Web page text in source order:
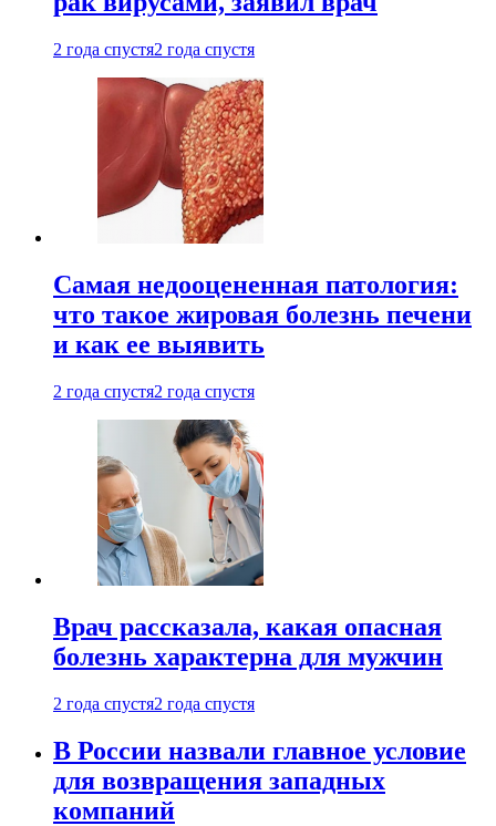
2 года спустя2 года спустя
Самая недооцененная патология:
что такое жировая болезнь печени
и как ее выявить
2 года спустя2 года спустя
Врач рассказала, какая опасная
болезнь характерна для мужчин
2 года спустя2 года спустя
В России назвали главное условие
для возвращения западных
компаний